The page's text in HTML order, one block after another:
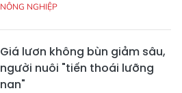
NÔNG NGHIỆP
Giá lươn không bùn giảm sâu,
người nuôi "tiến thoái lưỡng
nan"